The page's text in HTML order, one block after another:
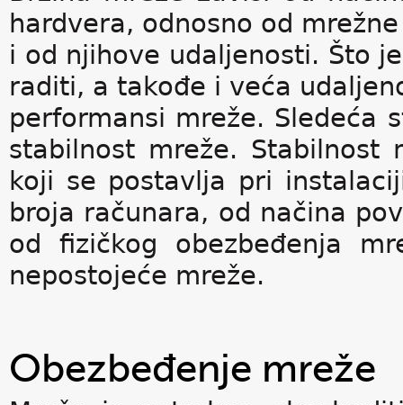
hardvera, odnosno od
i od njihove udaljenosti. Što
raditi, a takođe i veća
performansi mreže. Sledeća
stabilnost mreže.
koji se postavlja pri
broja računara, od načina
od fizičkog obezbeđenja
nepostojeće mreže.
Obezbeđenje mreže